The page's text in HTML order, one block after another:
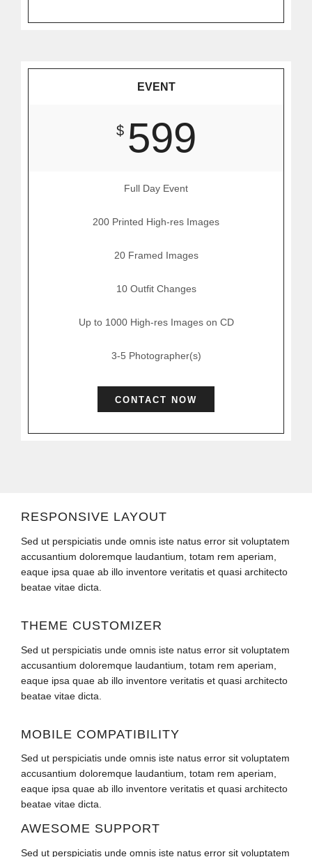
EVENT
$ 599
Full Day Event
200 Printed High-res Images
20 Framed Images
10 Outfit Changes
Up to 1000 High-res Images on CD
3-5 Photographer(s)
CONTACT NOW
RESPONSIVE LAYOUT
Sed ut perspiciatis unde omnis iste natus error sit voluptatem
accusantium doloremque laudantium, totam rem aperiam,
eaque ipsa quae ab illo inventore veritatis et quasi architecto
beatae vitae dicta.
THEME CUSTOMIZER
Sed ut perspiciatis unde omnis iste natus error sit voluptatem
accusantium doloremque laudantium, totam rem aperiam,
eaque ipsa quae ab illo inventore veritatis et quasi architecto
beatae vitae dicta.
MOBILE COMPATIBILITY
Sed ut perspiciatis unde omnis iste natus error sit voluptatem
accusantium doloremque laudantium, totam rem aperiam,
eaque ipsa quae ab illo inventore veritatis et quasi architecto
beatae vitae dicta.
AWESOME SUPPORT
Sed ut perspiciatis unde omnis iste natus error sit voluptatem